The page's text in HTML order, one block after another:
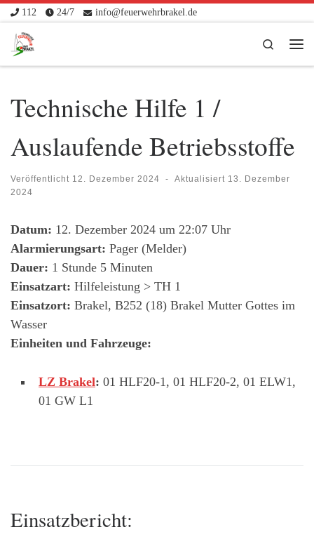
Zum Inhalt springen
112 24/7 info@feuerwehrbrakel.de
Search
Technische Hilfe 1 /
Auslaufende Betriebsstoffe
Veröffentlicht 12. Dezember 2024 - Aktualisiert 13. Dezember
2024
Datum: 12. Dezember 2024 um 22:07 Uhr
Alarmierungsart: Pager (Melder)
Dauer: 1 Stunde 5 Minuten
Einsatzart: Hilfeleistung > TH 1
Einsatzort: Brakel, B252 (18) Brakel Mutter Gottes im
Wasser
Einheiten und Fahrzeuge:
LZ Brakel: 01 HLF20-1, 01 HLF20-2, 01 ELW1,
01 GW L1
Einsatzbericht: